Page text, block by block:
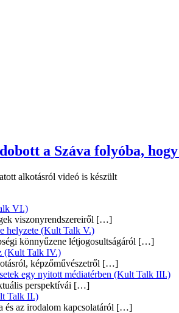
a Száva folyóba,
alkotásról videó is készült
VI.)
viszonyrendszereiről […]
helyzete (Kult Talk V.)
könnyűzene létjogosultságáról […]
(Kult Talk IV.)
képzőművészetről […]
egy nyitott médiatérben (Kult Talk III.)
perspektívái […]
Talk II.)
és az irodalom kapcsolatáról […]